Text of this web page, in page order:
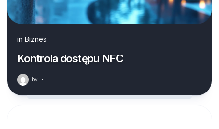
in Biznes
Kontrola dostępu NFC
by ·